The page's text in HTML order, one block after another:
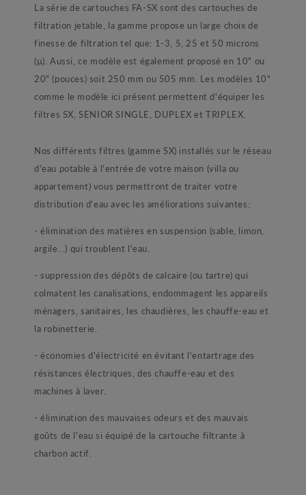
La série de cartouches FA-SX sont des cartouches de
filtration jetable, la gamme propose un large choix de
finesse de filtration tel que: 1-3, 5, 25 et 50 microns
(µ). Aussi, ce modèle est également proposé en 10" ou
20" (pouces) soit 250 mm ou 505 mm. Les modèles 10"
comme le modèle ici présent permettent d'équiper les
filtres SX, SENIOR SINGLE, DUPLEX et TRIPLEX.
Nos différents filtres (gamme SX) installés sur le réseau
d'eau potable à l'entrée de votre maison (villa ou
appartement) vous permettront de traiter votre
distribution d'eau avec les améliorations suivantes:
- élimination des matières en suspension (sable, limon,
argile...) qui troublent l'eau.
- suppression des dépôts de calcaire (ou tartre) qui
colmatent les canalisations, endommagent les appareils
ménagers, sanitaires, les chaudières, les chauffe-eau et
la robinetterie.
- économies d'électricité en évitant l'entartrage des
résistances électriques, des chauffe-eau et des
machines à laver.
- élimination des mauvaises odeurs et des mauvais
goûts de l'eau si équipé de la cartouche filtrante à
charbon actif.